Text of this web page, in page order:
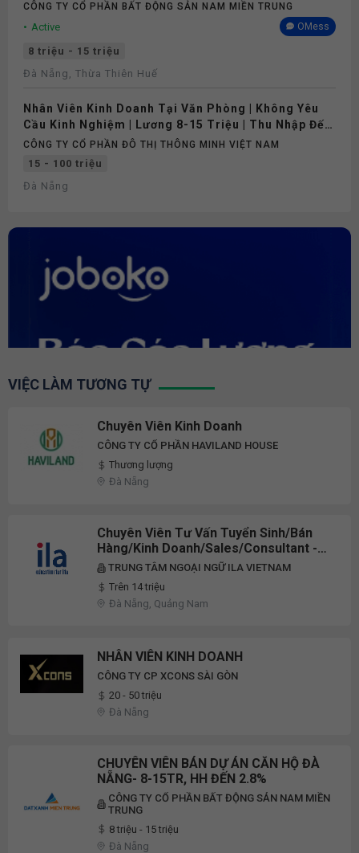
CÔNG TY CỔ PHẦN BẤT ĐỘNG SẢN NAM MIỀN TRUNG
Active OMess
8 triệu - 15 triệu
Đà Nẵng, Thừa Thiên Huế
Nhân Viên Kinh Doanh Tại Văn Phòng | Không Yêu
Cầu Kinh Nghiệm | Lương 8-15 Triệu | Thu Nhập Đến
100 Triệu/Tháng
CÔNG TY CỔ PHẦN ĐÔ THỊ THÔNG MINH VIỆT NAM
15 - 100 triệu
Đà Nẵng
VIỆC LÀM TƯƠNG TỰ
Chuyên Viên Kinh Doanh
CÔNG TY CỔ PHẦN HAVILAND HOUSE
Thương lượng
Đà Nẵng
Chuyên Viên Tư Vấn Tuyển Sinh/Bán
Hàng/Kinh Doanh/Sales/Consultant -
Thu Nhập Từ 12 Triệu Đến Không Giới
Hạn - Ila Đà Nẵng
TRUNG TÂM NGOẠI NGỮ ILA VIETNAM
Trên 14 triệu
Đà Nẵng, Quảng Nam
NHÂN VIÊN KINH DOANH
CÔNG TY CP XCONS SÀI GÒN
20 - 50 triệu
Đà Nẵng
CHUYÊN VIÊN BÁN DỰ ÁN CĂN HỘ ĐÀ
NẴNG- 8-15TR, HH ĐẾN 2.8%
CÔNG TY CỔ PHẦN BẤT ĐỘNG SẢN NAM MIỀN
TRUNG
8 triệu - 15 triệu
Đà Nẵng